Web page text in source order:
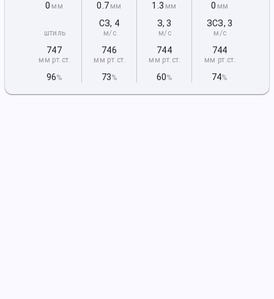
0 мм
штиль
747
мм рт.ст.
96%
0.7 мм
СЗ, 4
м/с
746
мм рт.ст.
73%
1.3 мм
З,3
м/с
744
мм рт.ст.
60%
0 мм
ЗСЗ, 3
м/с
744
мм рт.ст.
74%